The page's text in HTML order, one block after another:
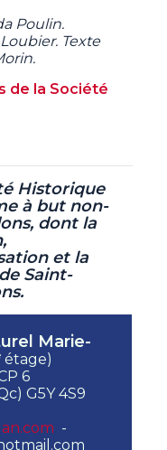
Poulin.
Texte
de la Société
Historique
à but non-
dont la
et la
Saint-
Marie-
étage)
6
G5Y 4S9
-